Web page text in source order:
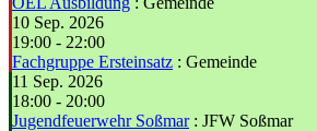
10 Sep. 2026
19:00 - 22:00
Fachgruppe Ersteinsatz : Gemeinde
11 Sep. 2026
18:00 - 20:00
Jugendfeuerwehr Soßmar: JFW Soßmar